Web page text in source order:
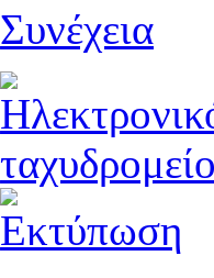
Συνέχεια